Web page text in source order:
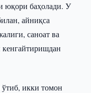
юқори баҳолади. У
айниқса
саноат ва
кенгайтиришдан
икки томон